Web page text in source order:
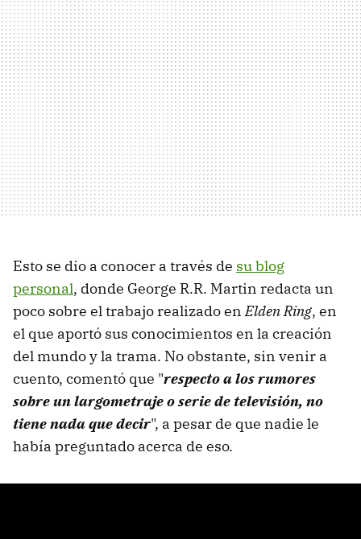
Esto se dio a conocer a través de su blog
personal, donde George R.R. Martin redacta un
poco sobre el trabajo realizado enElden Ring, en
el que aportó sus conocimientos en la creación
del mundo y la trama. No obstante, sin venir a
cuento, comentó que "respecto a los rumores
sobre un largometraje o serie de televisión, no
tiene nada que decir", a pesar de que nadie le
había preguntado acerca de eso.